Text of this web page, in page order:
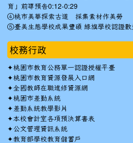
育」前導預告0:12-0:29
④桃市美華探索古道 採集素材作美勞
⑤臺美生態學校成果豐碩 綠旗學校認證數
校務行政
✦桃園市教育公務單一認證授權平臺
✦桃園市教育資源發展入口網
✦全國教師在職進修資源網
✦桃園市差勤系統
✦ 差勤系統教學影片
✦本校會計室各項預決算書表
✦公文管理資訊系統
✦教育部學校教育儲蓄戶